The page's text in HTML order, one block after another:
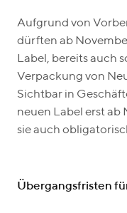
Aufgrund von
dürften ab
Label, bereits auch
Verpackung von
Sichtbar in
neuen Label erst ab
sie auch
Übergangsfristen